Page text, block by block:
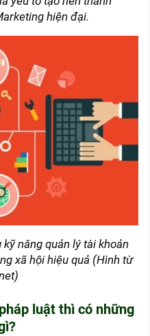
hiện đại.
năng quản lý tài khoản
xã hội hiệu quả (Hình từ
luật thì có những